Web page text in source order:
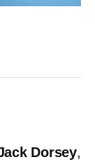
Dorsey,